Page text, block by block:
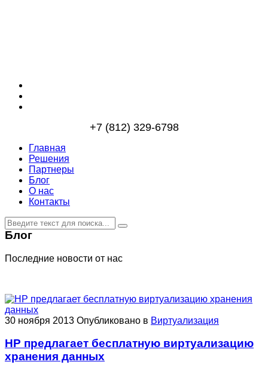
+7 (812) 329-6798
Главная
Решения
Партнеры
Блог
О нас
Контакты
Блог
Последние новости от нас
30 ноября 2013 Опубликовано в Виртуализация
HP предлагает бесплатную виртуализацию
хранения данных